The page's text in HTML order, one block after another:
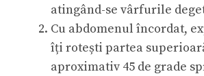
atingând-se vârfurile
Cu abdomenul încordat,
îți rotești partea
aproximativ 45 de grade